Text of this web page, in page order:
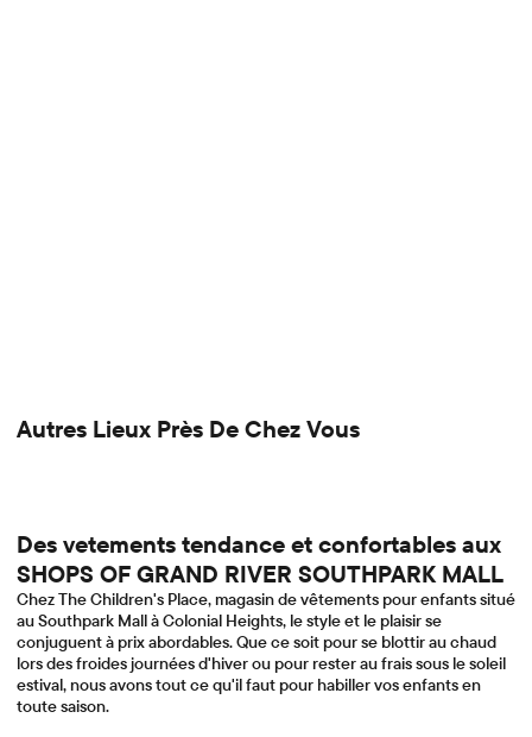
Autres Lieux Près De Chez Vous
Des vetements tendance et confortables aux
SHOPS OF GRAND RIVER SOUTHPARK MALL
Chez The Children's Place, magasin de vêtements pour enfants situé
au Southpark Mall à Colonial Heights, le style et le plaisir se
conjuguent à prix abordables. Que ce soit pour se blottir au chaud
lors des froides journées d'hiver ou pour rester au frais sous le soleil
estival, nous avons tout ce qu'il faut pour habiller vos enfants en
toute saison.